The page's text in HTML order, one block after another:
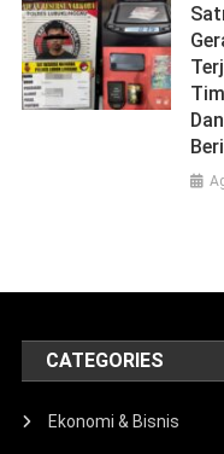
CATEGORIES
Ekonomi & Bisnis